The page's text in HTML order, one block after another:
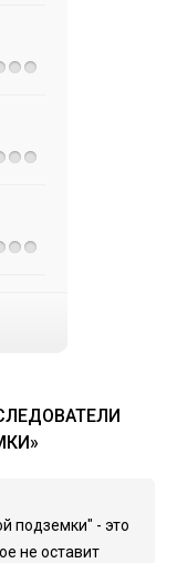
подземки" - это
не оставит